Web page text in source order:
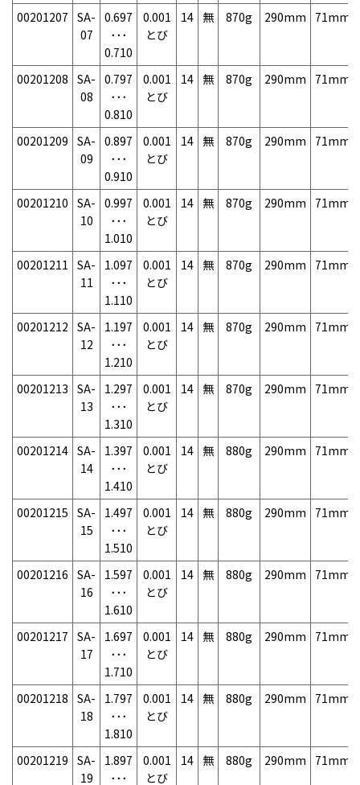
00201207 SA-
07
0.697
･･･
0.710
0.001
とび
14 無 870g 290mm 71mm
00201208 SA-
08
0.797
･･･
0.810
0.001
とび
14 無 870g 290mm 71mm
00201209 SA-
09
0.897
･･･
0.910
0.001
とび
14 無 870g 290mm 71mm
00201210 SA-
10
0.997
･･･
1.010
0.001
とび
14 無 870g 290mm 71mm
00201211 SA-
11
1.097
･･･
1.110
0.001
とび
14 無 870g 290mm 71mm
00201212 SA-
12
1.197
･･･
1.210
0.001
とび
14 無 870g 290mm 71mm
00201213 SA-
13
1.297
･･･
1.310
0.001
とび
14 無 870g 290mm 71mm
00201214 SA-
14
1.397
･･･
1.410
0.001
とび
14 無 880g 290mm 71mm
00201215 SA-
15
1.497
･･･
1.510
0.001
とび
14 無 880g 290mm 71mm
00201216 SA-
16
1.597
･･･
1.610
0.001
とび
14 無 880g 290mm 71mm
00201217 SA-
17
1.697
･･･
1.710
0.001
とび
14 無 880g 290mm 71mm
00201218 SA-
18
1.797
･･･
1.810
0.001
とび
14 無 880g 290mm 71mm
00201219 SA-
19
1.897
･･･
0.001
とび
14 無 880g 290mm 71mm